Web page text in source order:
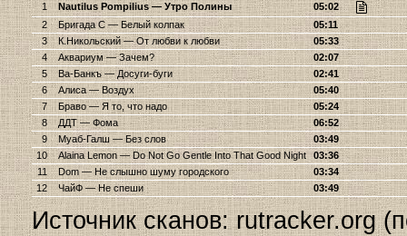
1
Nautilus Pompilius — Утро Полины
05:02
2
Бригада С — Белый колпак
05:11
3
К.Никольский — От любви к любви
05:33
4
Аквариум — Зачем?
02:07
5
Ва-Банкъ — Досуги-буги
02:41
6
Алиса — Воздух
05:40
7
Браво — Я то, что надо
05:24
8
ДДТ — Фома
06:52
9
Муаб-Галш — Без слов
03:49
10
Alaina Lemon — Do Not Go Gentle Into That Good Night
03:36
11
Dom — Не слышно шуму городского
03:34
12
ЧайФ — Не спеши 03:49
Источник сканов: rutracker.org